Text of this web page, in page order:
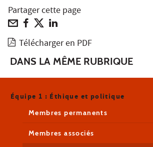
Partager cette page
Télécharger en PDF
DANS LA MÊME RUBRIQUE
Équipe 1 : Éthique et politique
Membres permanents
Membres associés